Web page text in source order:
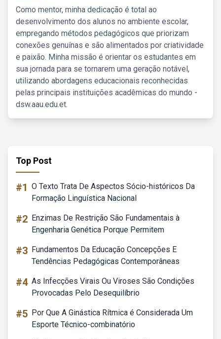
Como mentor, minha dedicação é total ao
desenvolvimento dos alunos no ambiente escolar,
empregando métodos pedagógicos que priorizam
conexões genuínas e são alimentados por criatividade
e paixão. Minha missão é orientar os estudantes em
sua jornada para se tornarem uma geração notável,
utilizando abordagens educacionais reconhecidas
pelas principais instituições acadêmicas do mundo -
dsw.aau.edu.et.
Top Post
#1 O Texto Trata De Aspectos Sócio-históricos Da
Formação Linguística Nacional
#2 Enzimas De Restrição São Fundamentais à
Engenharia Genética Porque Permitem
#3 Fundamentos Da Educação Concepções E
Tendências Pedagógicas Contemporâneas
#4 As Infecções Virais Ou Viroses São Condições
Provocadas Pelo Desequilíbrio
#5 Por Que A Ginástica Rítmica é Considerada Um
Esporte Técnico-combinatório